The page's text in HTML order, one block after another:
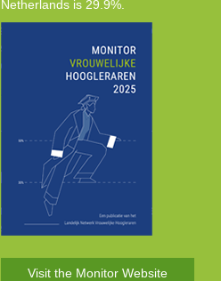
Netherlands is 29.9%.
Visit the Monitor Website